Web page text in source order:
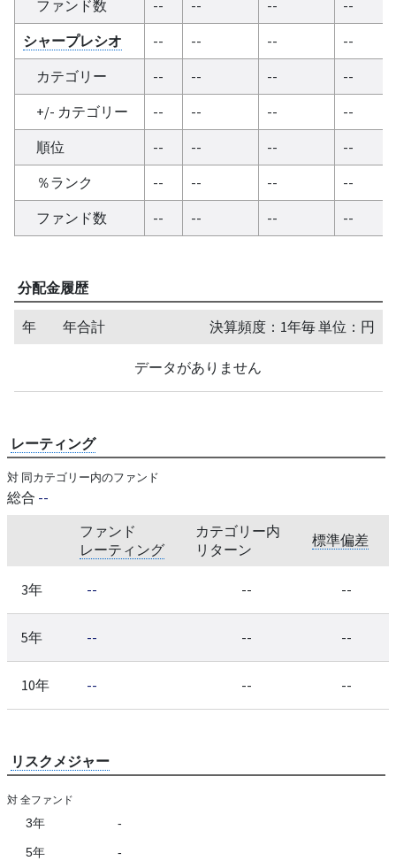
ファンド数 -- -- --
--
シャープレシオ
-- -- --
--
カテゴリー
-- -- --
--
+/- カテゴリー
-- -- --
--
順位
-- -- --
--
％ランク
-- -- --
--
ファンド数
-- -- -- --
分配金履歴
年 年合計 決算頻度：1年毎 単位：円
データがありません
レーティング
対 同カテゴリー内のファンド
総合 --
ファンド
レーティング
カテゴリー内
リターン
標準偏差
3年 -- -- --
5年 -- -- --
10年 -- -- --
リスクメジャー
対 全ファンド
3年 -
5年 -